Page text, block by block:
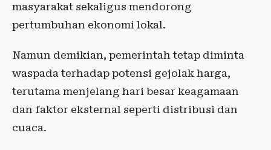
masyarakat sekaligus mendorong
pertumbuhan ekonomi lokal.
Namun demikian, pemerintah tetap diminta
waspada terhadap potensi gejolak harga,
terutama menjelang hari besar keagamaan
dan faktor eksternal seperti distribusi dan
cuaca.